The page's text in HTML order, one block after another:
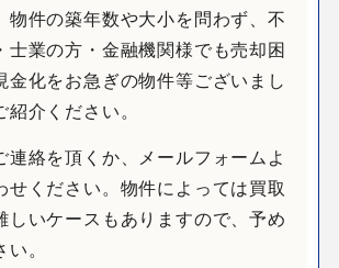
物件の築年数や大小を問わず、不
士業の方・金融機関様でも売却困
金化をお急ぎの物件等ございまし
介ください。
連絡を頂くか、メールフォームよ
せください。物件によっては買取
しいケースもありますので、予め
。